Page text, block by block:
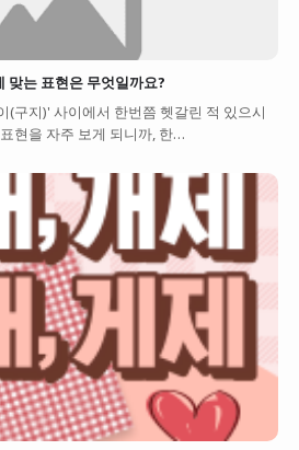
맞는 표현은 무엇일까요?
(구지)' 사이에서 한번쯤 헷갈린 적 있으시
현을 자주 보게 되니까, 한…